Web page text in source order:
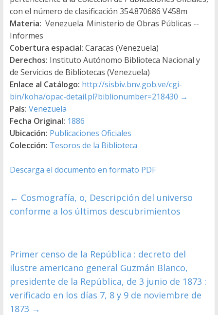
con el número de clasificación 354.870686 V458m
Materia: Venezuela. Ministerio de Obras Públicas --
Informes
Cobertura espacial: Caracas (Venezuela)
Derechos: Instituto Autónomo Biblioteca Nacional y
de Servicios de Bibliotecas (Venezuela)
Enlace al Catálogo: http://sisbiv.bnv.gob.ve/cgi-
bin/koha/opac-detail.pl?biblionumber=218430 →
País: Venezuela
Fecha Original: 1886
Ubicación: Publicaciones Oficiales
Colección: Tesoros de la Biblioteca
Descarga el documento en formato PDF
← Cosmografía, o, Descripción del universo
conforme a los últimos descubrimientos
Primer censo de la República : decreto del
ilustre americano general Guzmán Blanco,
presidente de la República, de 3 junio de 1873 :
verificado en los días 7, 8 y 9 de noviembre de
1873 →